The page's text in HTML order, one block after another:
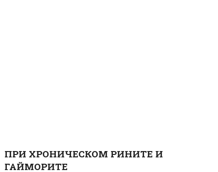
ПРИ ХРОНИЧЕСКОМ РИНИТЕ И
ГАЙМОРИТЕ